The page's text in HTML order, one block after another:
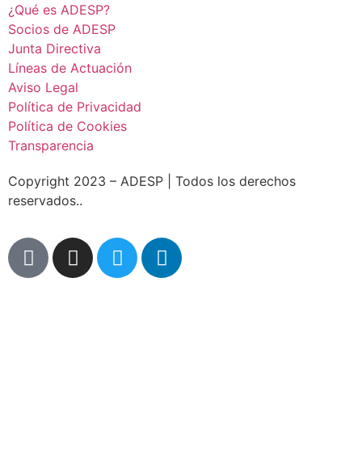
¿Qué es ADESP?
Socios de ADESP
Junta Directiva
Líneas de Actuación
Aviso Legal
Política de Privacidad
Política de Cookies
Transparencia
Copyright 2023 – ADESP | Todos los derechos
reservados..